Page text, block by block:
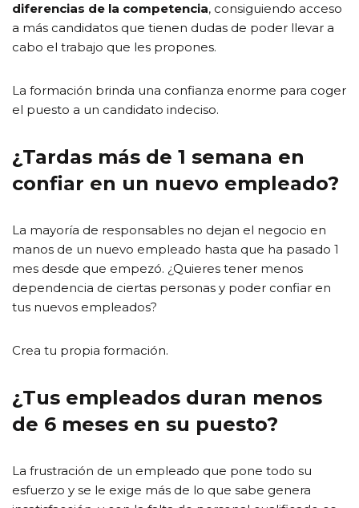
diferencias de la competencia, consiguiendo acceso
a más candidatos que tienen dudas de poder llevar a
cabo el trabajo que les propones.
La formación brinda una confianza enorme para coger
el puesto a un candidato indeciso.
¿Tardas más de 1 semana en
confiar en un nuevo empleado?
La mayoría de responsables no dejan el negocio en
manos de un nuevo empleado hasta que ha pasado 1
mes desde que empezó. ¿Quieres tener menos
dependencia de ciertas personas y poder confiar en
tus nuevos empleados?
Crea tu propia formación.
¿Tus empleados duran menos
de 6 meses en su puesto?
La frustración de un empleado que pone todo su
esfuerzo y se le exige más de lo que sabe genera